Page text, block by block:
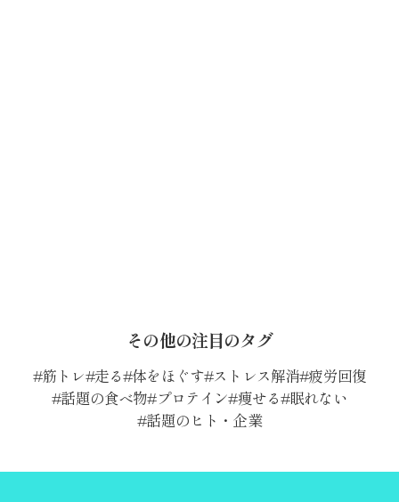
その他の注目のタグ
筋トレ 走る 体をほぐす ストレス解消 疲労回復
話題の食べ物 プロテイン 痩せる 眠れない
話題のヒト・企業